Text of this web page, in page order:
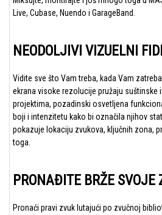
Live, Cubase, Nuendo i GarageBand.
NEODOLJIVI VIZUELNI
Vidite sve što Vam treba, kada Vam
ekrana visoke rezolucije pružaju
projektima, pozadinski osvetljena
boji i intenzitetu kako bi označila njihov
pokazuje lokaciju zvukova, ključnih zona,
toga.
PRONAĐITE BRŽE SVOJE
Pronaći pravi zvuk lutajući po zvučnoj